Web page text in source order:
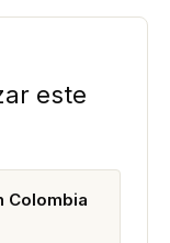
este
Colombia